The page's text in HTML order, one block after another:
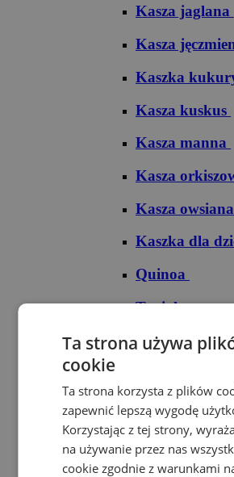
Kasza jaglana
Kasza
Kaszka
Kasza kuskus
Kasza manna
Kasza
Kasza owsiana
Kaszka dla
Quinoa
Tapioka
Ryże
Ryż basmati
Ryż biały
Ryż brązowy
Ta strona używa
cookie
Ta strona korzysta z plików
zapewnić lepszą wygodę
Korzystając z tej strony,
na używanie przez nas
cookie zgodnie z warunkami